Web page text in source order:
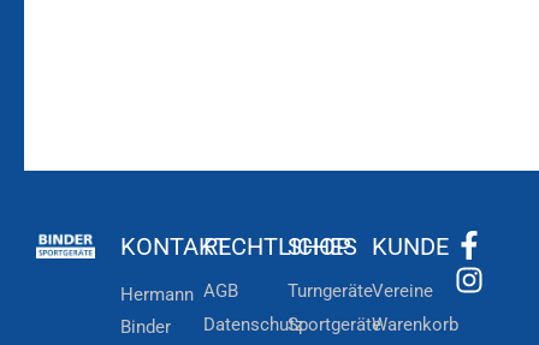
KONTAKT
Hermann
Binder
RECHTLICHES
AGB
Datenschutz
SHOP
Turngeräte
Sportgeräte
KUNDE
Vereine
Warenkorb